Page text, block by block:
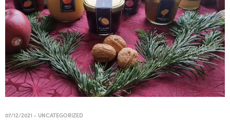
07/12/2021 - UNCATEGORIZED